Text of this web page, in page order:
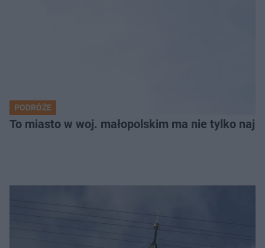
PODRÓŻE
To miasto w woj. małopolskim ma nie tylko